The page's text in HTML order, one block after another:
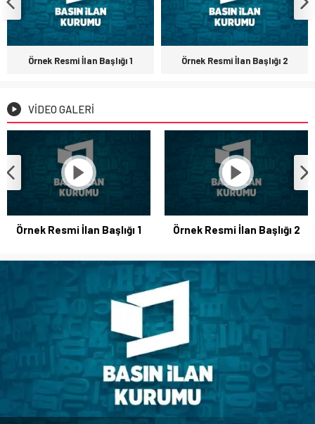
Örnek Resmi İlan Başlığı 2
Galatasaray, Diagne transferini
KAP’a bildirdi
VİDEO GALERİ
Örnek Resmi İlan Başlığı 2
Galatasaray, Diagne
transferini KAP’a bildirdi